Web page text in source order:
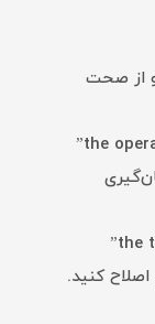
و از صحت